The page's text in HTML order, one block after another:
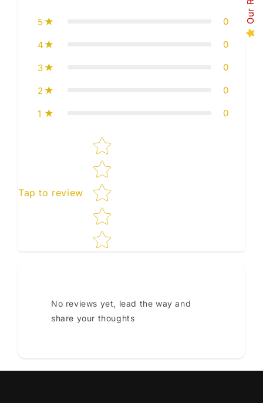
5 0
4 0
3 0
2 0
1 0
Tap to review
Star rating
No reviews yet, lead the way and
share your thoughts